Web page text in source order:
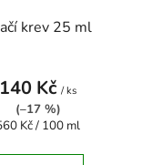
krev 25 ml
140 Kč / ks
(–17 %)
Kč / 100 ml